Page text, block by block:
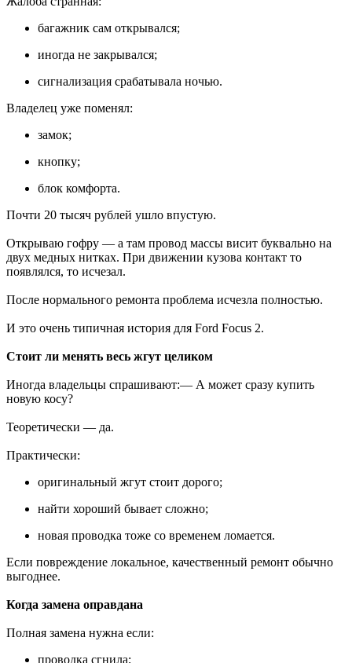
багажник сам открывался;
иногда не закрывался;
сигнализация срабатывала ночью.
Владелец уже поменял:
замок;
кнопку;
блок комфорта.
Почти 20 тысяч рублей ушло впустую.
Открываю гофру — а там провод массы висит буквально на
двух медных нитках. При движении кузова контакт то
появлялся, то исчезал.
После нормального ремонта проблема исчезла полностью.
И это очень типичная история для Ford Focus 2.
Стоит ли менять весь жгут целиком
Иногда владельцы спрашивают:— А может сразу купить
новую косу?
Теоретически — да.
Практически:
оригинальный жгут стоит дорого;
найти хороший бывает сложно;
новая проводка тоже со временем ломается.
Если повреждение локальное, качественный ремонт обычно
выгоднее.
Когда замена оправдана
Полная замена нужна если:
проводка сгнила;